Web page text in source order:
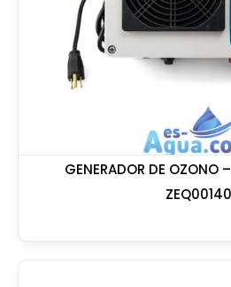
GENERADOR DE OZONO
ZEQ00140